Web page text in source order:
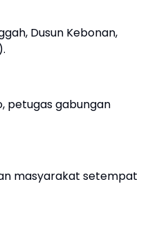
Dusun Kebonan,
petugas gabungan
masyarakat setempat